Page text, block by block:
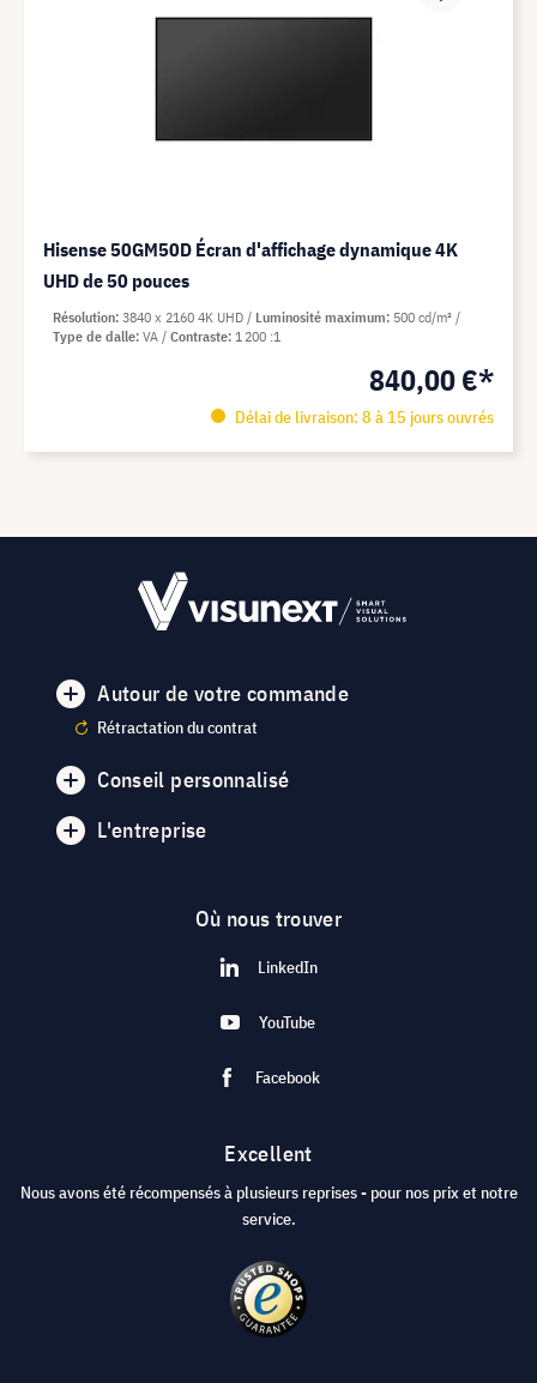
Hisense 50GM50D Écran d'affichage dynamique 4K
UHD de 50 pouces
840,00 €*
Délai de livraison: 8 à 15 jours ouvrés
Résolution 3840 x 2160 4K UHD Luminosité maximum 500 cd/m²
Type de dalle VA Contraste 1 200 :1
Autour de votre commande
Rétractation du contrat
Conseil personnalisé
L'entreprise
Où nous trouver
LinkedIn
YouTube
Facebook
Excellent
Nous avons été récompensés à plusieurs reprises - pour nos prix et notre
service.